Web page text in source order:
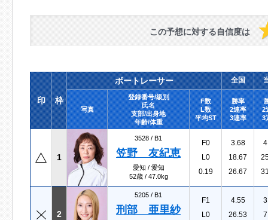
この予想に対する自信度は
印 枠
ボートレーサー 全国
写真
登録番号/級別
氏名
支部/出身地
年齢/体重
F数
L数
平均ST
勝率
2連率
3連率
2
3
1
3528 / B1
笠野 友紀恵
愛知 / 愛知
52歳 / 47.0kg
F0
L0
0.19
3.68
18.67
26.67
2
5205 / B1
刑部 亜里紗
F1
L0
4.55
26.53